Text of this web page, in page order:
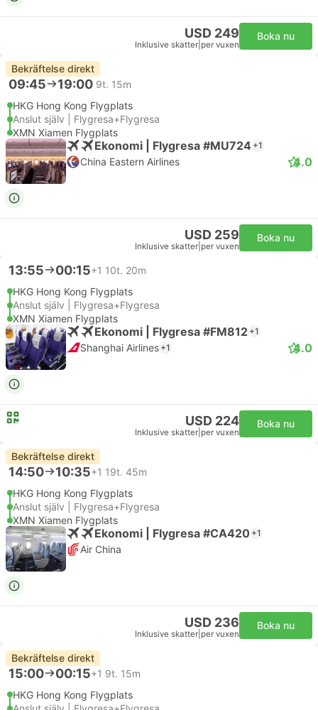
USD 249
Inklusive skatter per vuxen
Boka nu
Bekräftelse direkt
09:45 19:00 9t. 15m
HKG Hong Kong Flygplats
Anslut själv | Flygresa+Flygresa
XMN Xiamen Flygplats
Ekonomi | Flygresa #MU724 +1
China Eastern Airlines 4.0
USD 259
Inklusive skatter per vuxen
Boka nu
13:55 00:15+1 10t. 20m
HKG Hong Kong Flygplats
Anslut själv | Flygresa+Flygresa
XMN Xiamen Flygplats
Ekonomi | Flygresa #FM812 +1
Shanghai Airlines +1 4.0
USD 224
Inklusive skatter per vuxen
Boka nu
Bekräftelse direkt
14:50 10:35+1 19t. 45m
HKG Hong Kong Flygplats
Anslut själv | Flygresa+Flygresa
XMN Xiamen Flygplats
Ekonomi | Flygresa #CA420 +1
Air China
USD 236
Inklusive skatter per vuxen
Boka nu
Bekräftelse direkt
15:00 00:15+1 9t. 15m
HKG Hong Kong Flygplats